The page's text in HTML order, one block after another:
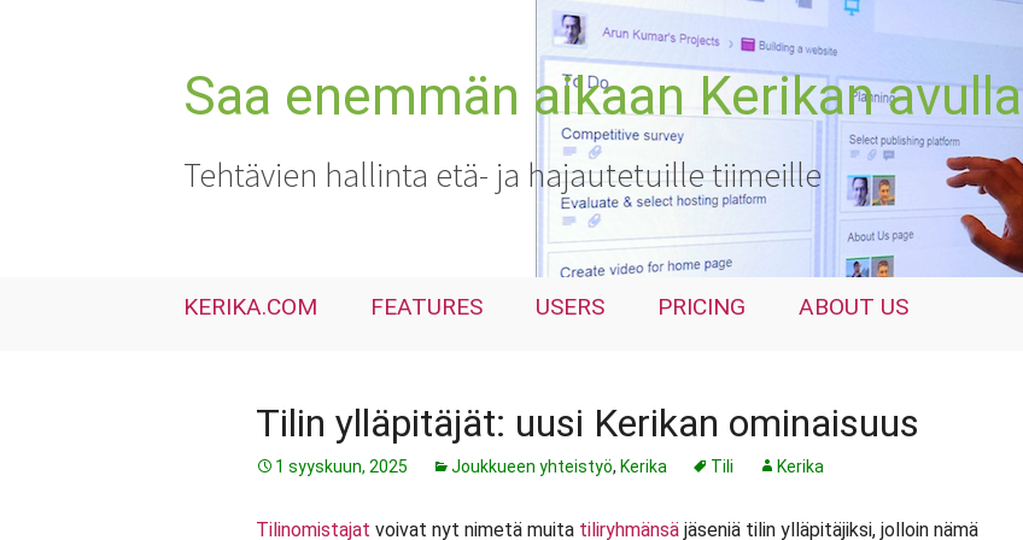
Saa enemmän aikaan Kerikan avulla
Tehtävien hallinta etä- ja hajautetuille tiimeille
KERIKA.COM FEATURES USERS PRICING ABOUT US
Tilin ylläpitäjät: uusi Kerikan ominaisuus
1 syyskuun, 2025 Joukkueen yhteistyö, Kerika Tili Kerika
Tilinomistajat voivat nyt nimetä muita tiliryhmänsä jäseniä tilin ylläpitäjiksi, jolloin nämä